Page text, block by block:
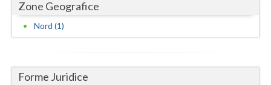
Gorj
Harghita
Ialomita
Zone Geografice
Nord (1)
Forme Juridice